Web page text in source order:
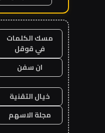
مسك الكلمات
في قوقل
ان سفن
خيال التقنية
مجلة الاسهم